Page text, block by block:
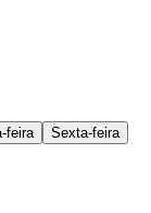
feira
Sexta-feira